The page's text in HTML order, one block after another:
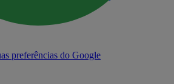
preferências do Google